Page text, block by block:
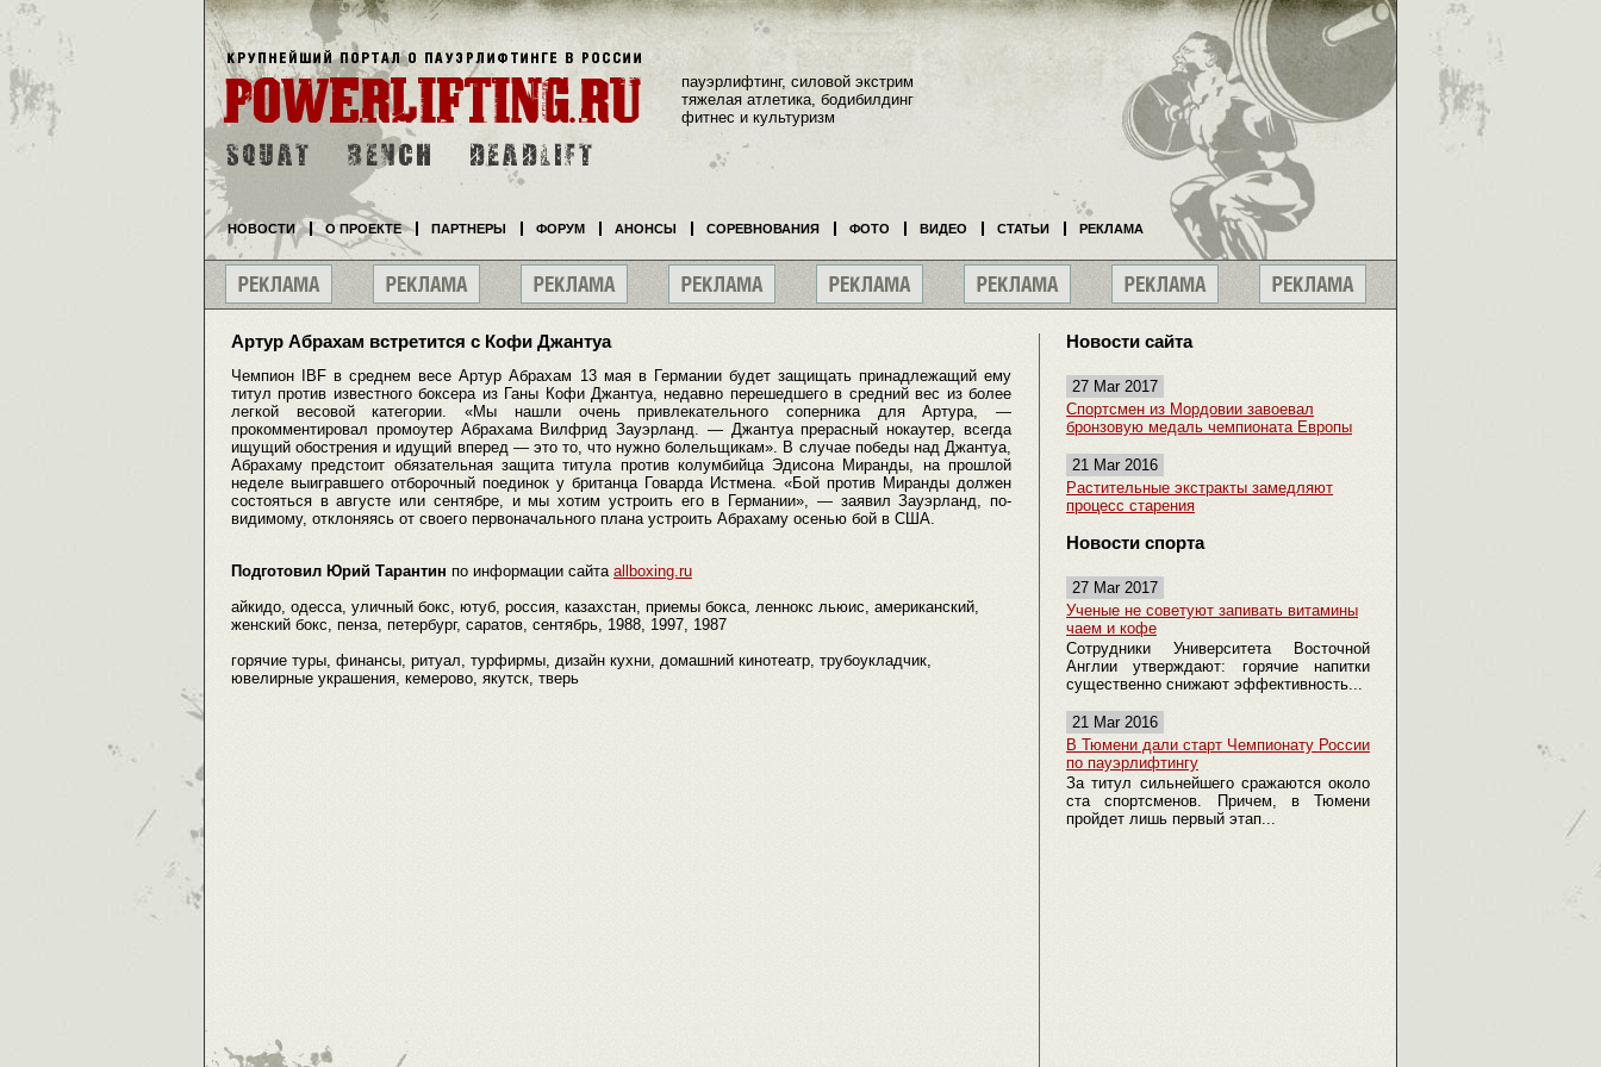
Артур Абрахам встретится с Кофи Джантуа
Чемпион IBF в среднем весе Артур Абрахам 13 мая в Германии будет защищать принадлежащий ему
титул против известного боксера из Ганы Кофи Джантуа, недавно перешедшего в средний вес из более
легкой весовой категории. «Мы нашли очень привлекательного соперника для Артура, —
прокомментировал промоутер Абрахама Вилфрид Зауэрланд. — Джантуа прерасный нокаутер, всегда
ищущий обострения и идущий вперед — это то, что нужно болельщикам». В случае победы над Джантуа,
Абрахаму предстоит обязательная защита титула против колумбийца Эдисона Миранды, на прошлой
неделе выигравшего отборочный поединок у британца Говарда Истмена. «Бой против Миранды должен
состояться в августе или сентябре, и мы хотим устроить его в Германии», — заявил Зауэрланд, по-
видимому, отклоняясь от своего первоначального плана устроить Абрахаму осенью бой в США.
Подготовил Юрий Тарантин по информации сайта allboxing.ru
айкидо, одесса, уличный бокс, ютуб, россия, казахстан, приемы бокса, леннокс льюис, американский,
женский бокс, пенза, петербург, саратов, сентябрь, 1988, 1997, 1987
горячие туры, финансы, ритуал, турфирмы, дизайн кухни, домашний кинотеатр, трубоукладчик,
ювелирные украшения, кемерово, якутск, тверь
Новости сайта
27 Mar 2017
Спортсмен из Мордовии завоевал
бронзовую медаль чемпионата Европы
21 Mar 2016
Растительные экстракты замедляют
процесс старения
Новости спорта
27 Mar 2017
Ученые не советуют запивать витамины
чаем и кофе
Сотрудники Университета Восточной
Англии утверждают: горячие напитки
существенно снижают эффективность...
21 Mar 2016
В Тюмени дали старт Чемпионату России
по пауэрлифтингу
За титул сильнейшего сражаются около
ста спортсменов. Причем, в Тюмени
пройдет лишь первый этап...
пауэрлифтинг, силовой экстрим
тяжелая атлетика, бодибилдинг
фитнес и культуризм
НОВОСТИ О ПРОЕКТЕ ПАРТНЕРЫ ФОРУМ АНОНСЫ СОРЕВНОВАНИЯ ФОТО ВИДЕО СТАТЬИ РЕКЛАМА